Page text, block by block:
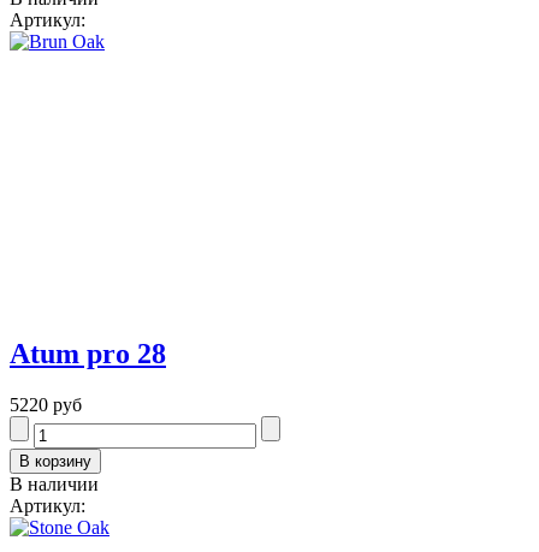
Артикул:
Atum pro 28
5220 руб
В наличии
Артикул: